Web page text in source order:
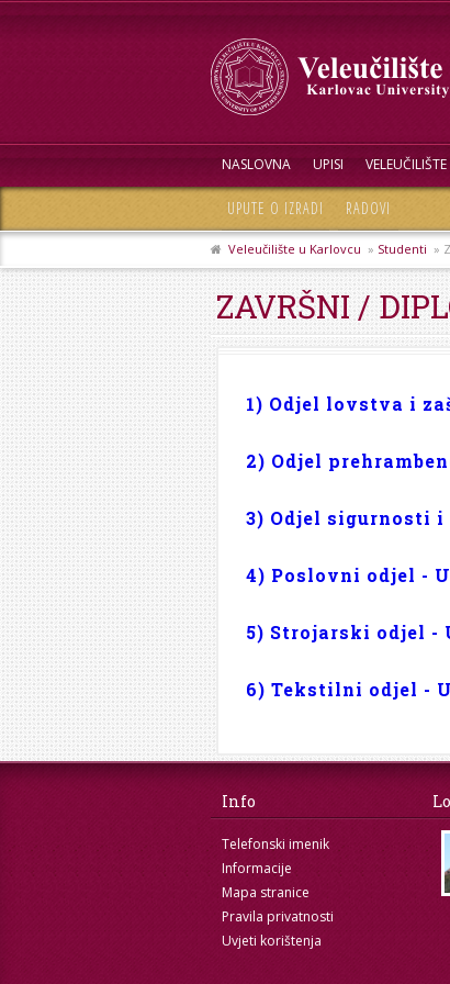
NASLOVNA UPISI VELEUČILIŠTE
UPUTE O IZRADI RADOVI
Veleučilište u Karlovcu » Studenti »
ZAVRŠNI /
1) Odjel lovstva i
2) Odjel
3) Odjel sigurnosti i
4) Poslovni odjel -
5) Strojarski odjel -
6) Tekstilni odjel -
Info
Telefonski imenik
Informacije
Mapa stranice
Pravila privatnosti
Uvjeti korištenja